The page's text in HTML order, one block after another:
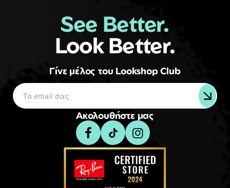
See Better.
Look Better.
Γίνε μέλος του Lookshop Club
Ακολουθήστε μας